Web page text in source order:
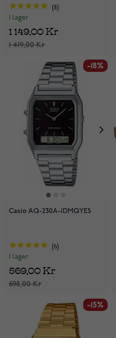
8
I lager
1 419,00 Kr
1 149,00 Kr
-18%
Casio AQ-230A-1DMQYES
6
I lager
698,00 Kr
569,00 Kr
-15%